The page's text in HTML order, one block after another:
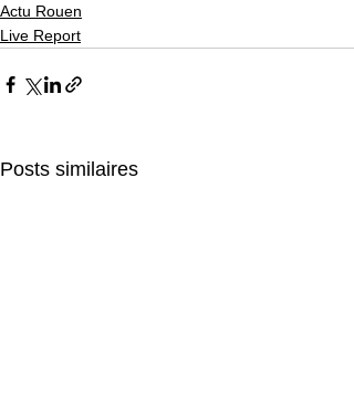
Actu Rouen
Live Report
Posts similaires